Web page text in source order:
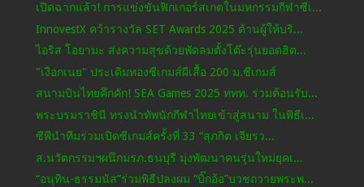
เปิดฉากแล้ว! การแข่งขันฟิกเกอร์สเกตในมหกรรมกีฬาซีเ...
InnovestX คว้ารางวัล SET Awards 2025 ด้านผู้ให้บริ...
ไอริส โอยามะ ส่งความสุขด้วยพัดลมตั้งโต๊ะรุ่นยอดฮิต...
"เงือกเนย" ประเดิมทองซีเกมส์ผีเสื้อ 200 ม.ซีเกมส์
สนามบินไทยคึกคัก! SEA Games 2025 ททท. ร่วมต้อนรับ...
พระบรมราชินี ทรงนำทัพนักกีฬาไทยเข้าสู่สนาม ในพิธีเ...
ซีพีนำทีมร่วมเปิดซีเกมส์ครั้งที่ 33 “สุภกิต เจียรว...
ส.นวัตกรรมฯผนึกมรภ.ธนบุรี มุ่งพัฒนาคนรุ่นใหม่ยุคเ...
“อนุทิน-ธรรมนัส”ร่วมพิธีปลงผม “บิ๊กอ้อ”บวชถวายพระพ...